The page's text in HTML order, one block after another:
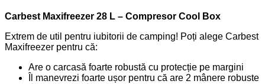
Carbest Maxifreezer 28 L – Compresor Cool Box
Extrem de util pentru iubitorii de camping! Poți alege Carbest
Maxifreezer pentru că:
Are o carcasă foarte robustă cu protecție pe margini
Îl manevrezi foarte ușor pentru că are 2 mânere robuste